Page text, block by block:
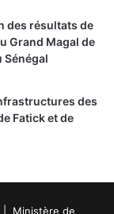
des résultats de
Grand Magal de
Sénégal
des
Fatick et de
| Ministère de